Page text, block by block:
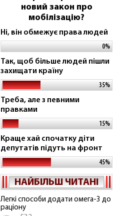
новий закон про
мобілізацію?
Ні, він обмежує права людей
0%
Так, щоб більше людей пішли
захищати країну
35%
Треба, але з певними
правками
15%
Краще хай спочатку діти
депутатів підуть на фронт
45%
НАЙБІЛЬШ ЧИТАНІ
Легкі способи додати омега-3 до
раціону